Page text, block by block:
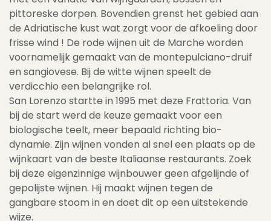
pittoreske dorpen. Bovendien grenst het gebied aan
de Adriatische kust wat zorgt voor de afkoeling door
frisse wind ! De rode wijnen uit de Marche worden
voornamelijk gemaakt van de montepulciano-druif
en sangiovese. Bij de witte wijnen speelt de
verdicchio een belangrijke rol.
San Lorenzo startte in 1995 met deze Frattoria. Van
bij de start werd de keuze gemaakt voor een
biologische teelt, meer bepaald richting bio-
dynamie. Zijn wijnen vonden al snel een plaats op de
wijnkaart van de beste Italiaanse restaurants. Zoek
bij deze eigenzinnige wijnbouwer geen afgelijnde of
gepolijste wijnen. Hij maakt wijnen tegen de
gangbare stoom in en doet dit op een uitstekende
wijze.